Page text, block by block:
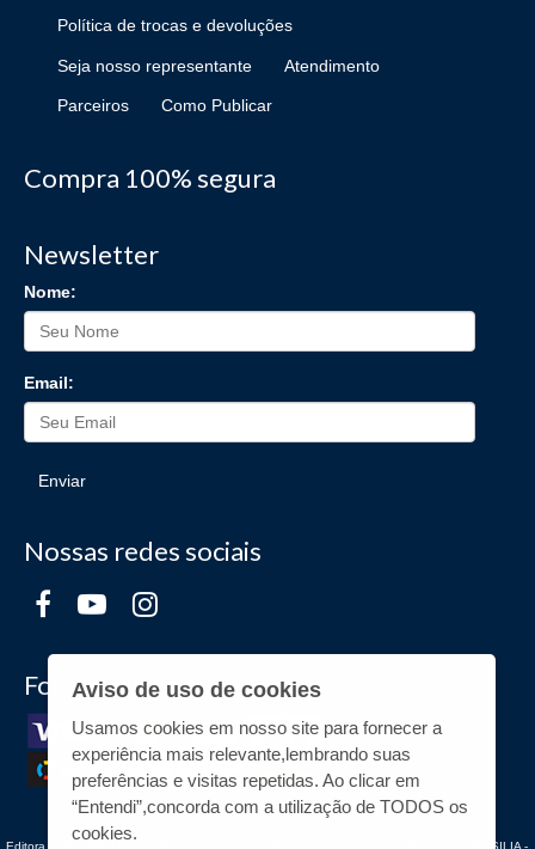
Política de trocas e devoluções
Seja nosso representante Atendimento
Parceiros Como Publicar
Compra 100% segura
Newsletter
Nome:
Email:
Enviar
Nossas redes sociais
Formas de Pagamento
Aviso de uso de cookies
Usamos cookies em nosso site para fornecer a
experiência mais relevante,lembrando suas
preferências e visitas repetidas. Ao clicar em
“Entendi”,concorda com a utilização de TODOS os
cookies.